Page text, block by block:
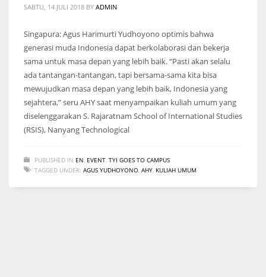
SABTU, 14 JULI 2018 BY ADMIN
Singapura: Agus Harimurti Yudhoyono optimis bahwa
generasi muda Indonesia dapat berkolaborasi dan bekerja
sama untuk masa depan yang lebih baik. “Pasti akan selalu
ada tantangan-tantangan, tapi bersama-sama kita bisa
mewujudkan masa depan yang lebih baik, Indonesia yang
sejahtera,” seru AHY saat menyampaikan kuliah umum yang
diselenggarakan S. Rajaratnam School of International Studies
(RSIS), Nanyang Technological
PUBLISHED IN EN EVENT TYI GOES TO CAMPUS
TAGGED UNDER: AGUS YUDHOYONO AHY KULIAH UMUM